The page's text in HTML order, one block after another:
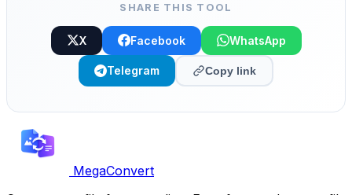
SHARE THIS TOOL
X Facebook WhatsApp
Telegram Copy link
MegaConvert